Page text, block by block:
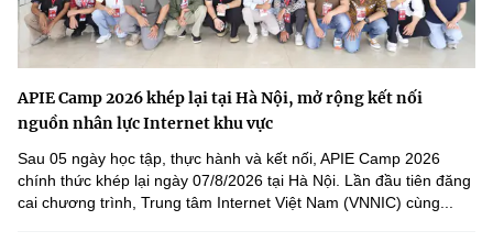
APIE Camp 2026 khép lại tại Hà Nội, mở rộng kết nối
nguồn nhân lực Internet khu vực
Sau 05 ngày học tập, thực hành và kết nối, APIE Camp 2026
chính thức khép lại ngày 07/8/2026 tại Hà Nội. Lần đầu tiên đăng
cai chương trình, Trung tâm Internet Việt Nam (VNNIC) cùng...